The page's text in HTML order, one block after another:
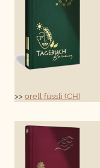
>> orell füssli (CH)